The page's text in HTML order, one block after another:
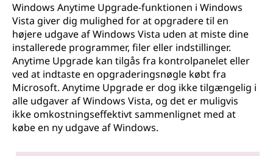
Windows Anytime Upgrade-funktionen i Windows
Vista giver dig mulighed for at opgradere til en
højere udgave af Windows Vista uden at miste dine
installerede programmer, filer eller indstillinger.
Anytime Upgrade kan tilgås fra kontrolpanelet eller
ved at indtaste en opgraderingsnøgle købt fra
Microsoft. Anytime Upgrade er dog ikke tilgængelig i
alle udgaver af Windows Vista, og det er muligvis
ikke omkostningseffektivt sammenlignet med at
købe en ny udgave af Windows.